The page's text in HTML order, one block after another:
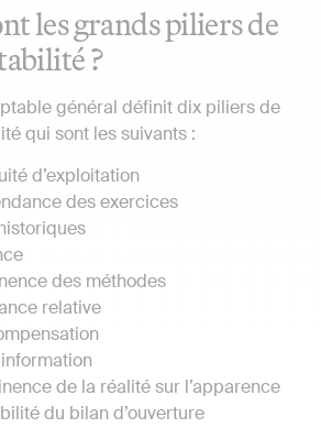
les grands piliers de
?
général définit dix piliers de
qui sont les suivants :
d’exploitation
des exercices
des méthodes
relative
de la réalité sur l’apparence
du bilan d’ouverture